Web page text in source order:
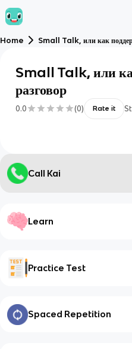
Home Small Talk, или как
Small Talk, или
разговор
0.0 (0) Rate it
Call Kai
Learn
Practice Test
Spaced Repetition